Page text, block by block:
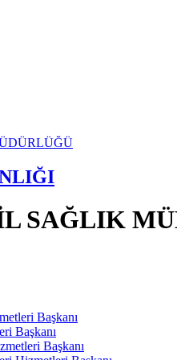
SAĞLIK
Başkanı
Başkanı
Başkanı